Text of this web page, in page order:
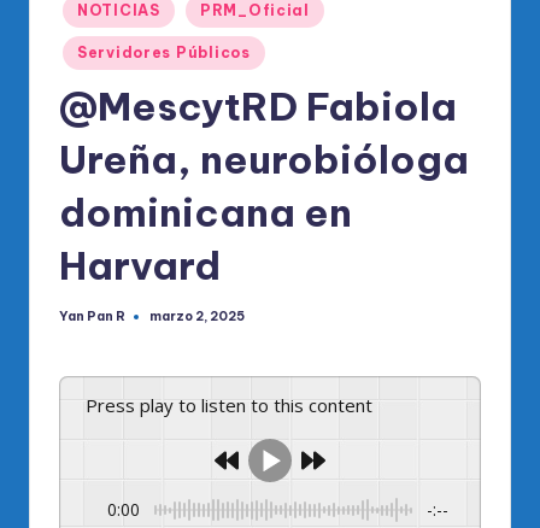
el
R
M
NOTICIAS PRM_Oficial
Servidores Públicos
@MescytRD Fabiola
Ureña, neurobióloga
dominicana en
Harvard
Publicado
Yan Pan R marzo 2, 2025
Press play to listen to this content
0:00 -:--